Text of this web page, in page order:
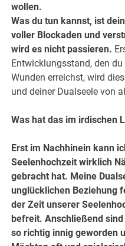
wollen.
Was du tun kannst, ist
voller Blockaden und
wird es nicht passieren.
Entwicklungsstand, den
Wunden erreichst, wird
und deiner Dualseele von
Was hat das im irdischen
Erst im Nachhinein kann
Seelenhochzeit wirklich
gebracht hat. Meine
unglücklichen Beziehung
der Zeit unserer
befreit. Anschließend
so richtig innig geworden